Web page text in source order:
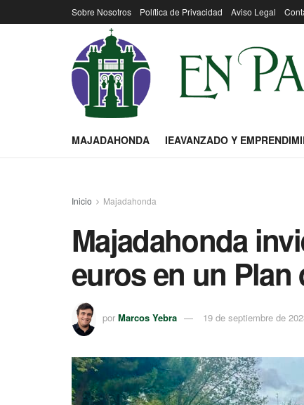
Sobre Nosotros Política de Privacidad Aviso Legal
MAJADAHONDA IEAVANZADO Y
Inicio Majadahonda
Majadahonda
euros en un
por Marcos Yebra 19 de septiembre de